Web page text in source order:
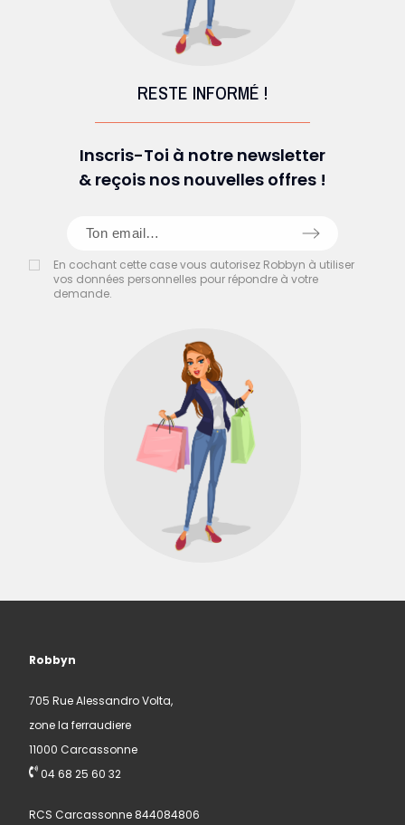
RESTE INFORMÉ !
Inscris-Toi à notre newsletter
& reçois nos nouvelles offres !
En cochant cette case vous autorisez Robbyn à utiliser
vos données personnelles pour répondre à votre
demande.
Robbyn
705 Rue Alessandro Volta,
zone la ferraudiere
11000 Carcassonne
04 68 25 60 32
RCS Carcassonne 844084806